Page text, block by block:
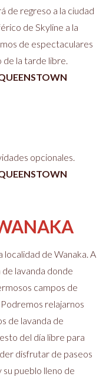
de regreso a la ciudad
de Skyline a la
de espectaculares
de la tarde libre.
opcionales.
localidad de Wanaka. A
lavanda donde
campos de
Podremos relajarnos
de lavanda de
del día libre para
disfrutar de paseos
pueblo lleno de